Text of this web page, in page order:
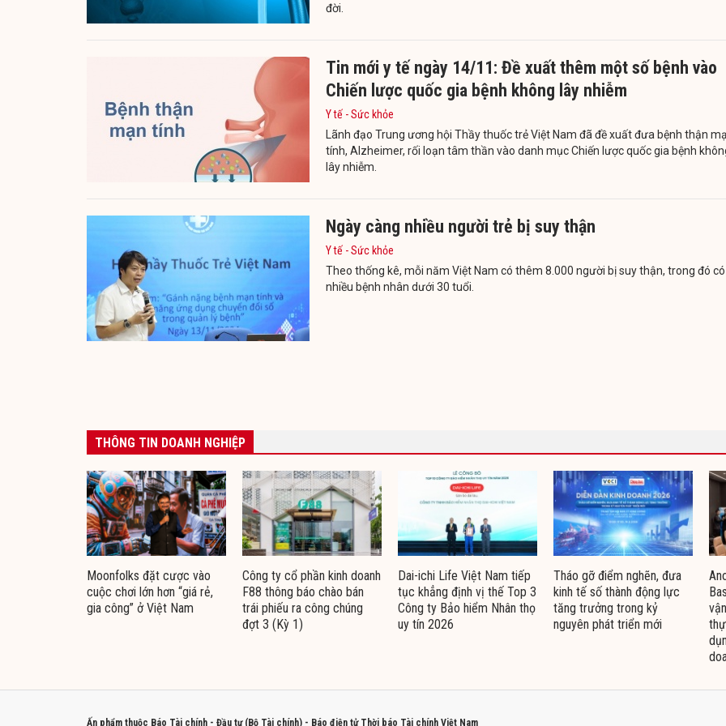
đời.
Tin mới y tế ngày 14/11: Đề xuất thêm một số bệnh vào
Chiến lược quốc gia bệnh không lây nhiễm
Y tế - Sức khỏe
Lãnh đạo Trung ương hội Thầy thuốc trẻ Việt Nam đã đề xuất đưa bệnh thận
tính, Alzheimer, rối loạn tâm thần vào danh mục Chiến lược quốc gia bệnh
lây nhiễm.
Ngày càng nhiều người trẻ bị suy thận
Y tế - Sức khỏe
Theo thống kê, mỗi năm Việt Nam có thêm 8.000 người bị suy thận, trong đó có
nhiều bệnh nhân dưới 30 tuổi.
THÔNG TIN DOANH NGHIỆP
Moonfolks đặt cược vào
cuộc chơi lớn hơn “giá rẻ,
gia công” ở Việt Nam
Công ty cổ phần kinh doanh
F88 thông báo chào bán
trái phiếu ra công chúng
đợt 3 (Kỳ 1)
Dai-ichi Life Việt Nam tiếp
tục khẳng định vị thế Top 3
Công ty Bảo hiểm Nhân thọ
uy tín 2026
Tháo gỡ điểm nghẽn, đưa
kinh tế số thành động lực
tăng trưởng trong kỷ
nguyên phát triển mới
Ấn phẩm thuộc Báo Tài chính - Đầu tư (Bộ Tài chính) - Báo điện tử Thời báo Tài chính Việt Nam